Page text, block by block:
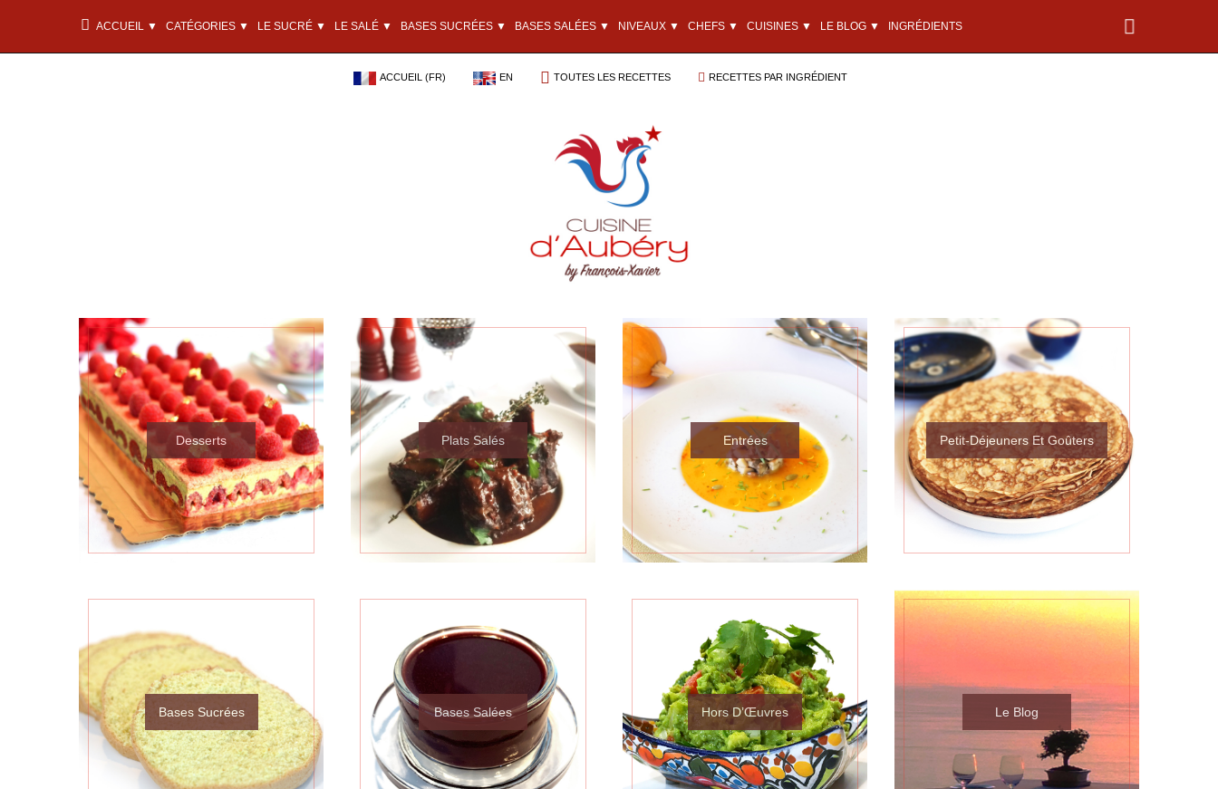
ACCUEIL ▼ CATÉGORIES ▼ LE SUCRÉ ▼ LE SALÉ ▼ BASES SUCRÉES ▼ BASES SALÉES ▼ NIVEAUX ▼ CHEFS ▼ CUISINES ▼ LE BLOG ▼ INGRÉDIENTS
ACCUEIL (FR) EN TOUTES LES RECETTES RECETTES PAR INGRÉDIENT
Desserts Plats Salés Entrées Petit-Déjeuners Et Goûters
Bases Sucrées Bases Salées Hors D’Œuvres Le Blog